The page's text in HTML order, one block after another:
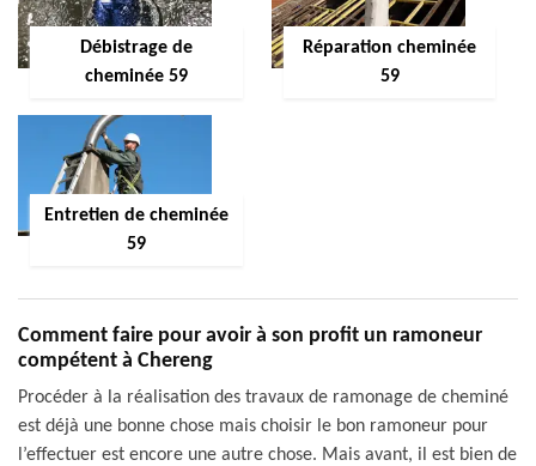
Débistrage de
cheminée 59
Réparation cheminée
59
Entretien de cheminée
59
Comment faire pour avoir à son profit un ramoneur
compétent à Chereng
Procéder à la réalisation des travaux de ramonage de cheminé
est déjà une bonne chose mais choisir le bon ramoneur pour
l’effectuer est encore une autre chose. Mais avant, il est bien de